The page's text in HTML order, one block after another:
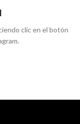
clic en el botón